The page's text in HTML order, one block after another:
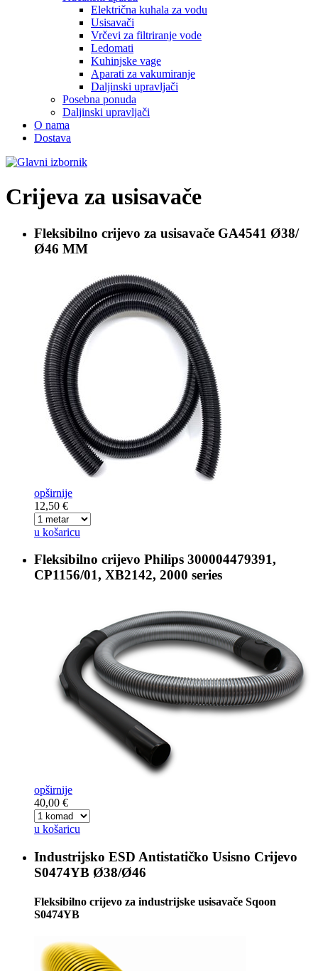
Električna kuhala za vodu
Usisavači
Vrčevi za filtriranje vode
Ledomati
Kuhinjske vage
Aparati za vakumiranje
Daljinski upravljači
Posebna ponuda
Daljinski upravljači
O nama
Dostava
Crijeva za usisavače
Fleksibilno crijevo za usisavače GA4541 Ø38/
Ø46 MM
opširnije
12,50 €
u košaricu
Fleksibilno crijevo Philips 300004479391,
CP1156/01, XB2142, 2000 series
opširnije
40,00 €
u košaricu
Industrijsko ESD Antistatičko Usisno Crijevo
S0474YB Ø38/Ø46
Fleksibilno crijevo za industrijske usisavače Sqoon
S0474YB